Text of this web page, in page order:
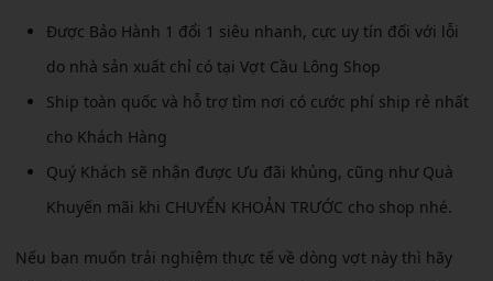
Được Bảo Hành 1 đổi 1 siêu nhanh, cực uy tín đối với lỗi
do nhà sản xuất chỉ có tại Vợt Cầu Lông Shop
Ship toàn quốc và hỗ trợ tìm nơi có cước phí ship rẻ nhất
cho Khách Hàng
Quý Khách sẽ nhận được Ưu đãi khủng, cũng như Quà
Khuyến mãi khi CHUYỂN KHOẢN TRƯỚC cho shop nhé.
Nếu bạn muốn trải nghiệm thực tế về dòng vợt này thì hãy